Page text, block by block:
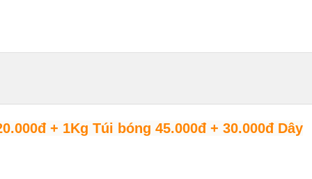
+ 1Kg Túi bóng 45.000đ + 30.000đ Dây